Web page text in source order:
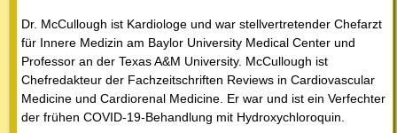
Dr. McCullough ist Kardiologe und war stellvertretender Chefarzt
für Innere Medizin am Baylor University Medical Center und
Professor an der Texas A&M University. McCullough ist
Chefredakteur der Fachzeitschriften Reviews in Cardiovascular
Medicine und Cardiorenal Medicine. Er war und ist ein Verfechter
der frühen COVID-19-Behandlung mit Hydroxychloroquin.